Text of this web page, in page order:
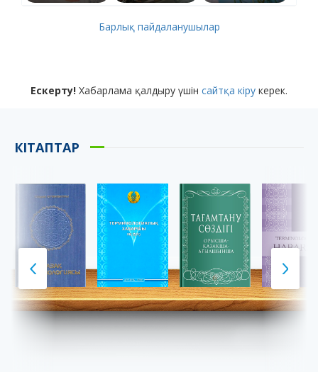
Барлық пайдаланушылар
Ескерту! Хабарлама қалдыру үшін сайтқа кіру керек.
КІТАПТАР